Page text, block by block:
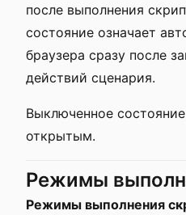
после выполнения
состояние означает
браузера сразу после
действий сценария.
Выключенное
открытым.
Режимы
Режимы выполнения